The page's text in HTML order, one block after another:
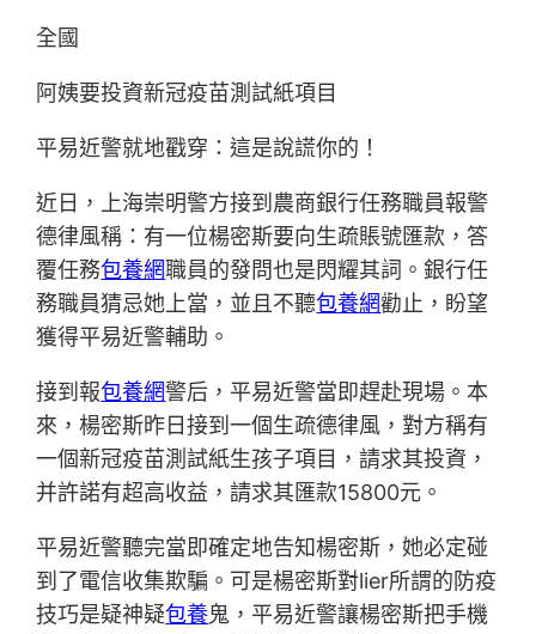
全國
阿姨要投資新冠疫苗測試紙項目
平易近警就地戳穿：這是說謊你的！
近日，上海崇明警方接到農商銀行任務職員報警
德律風稱：有一位楊密斯要向生疏賬號匯款，答
覆任務包養網職員的發問也是閃耀其詞。銀行任
務職員猜忌她上當，並且不聽包養網勸止，盼望
獲得平易近警輔助。
接到報包養網警后，平易近警當即趕赴現場。本
來，楊密斯昨日接到一個生疏德律風，對方稱有
一個新冠疫苗測試紙生孩子項目，請求其投資，
并許諾有超高收益，請求其匯款15800元。
平易近警聽完當即確定地告知楊密斯，她必定碰
到了電信收集欺騙。可是楊密斯對lier所謂的防疫
技巧是疑神疑包養鬼，平易近警讓楊密斯把手機